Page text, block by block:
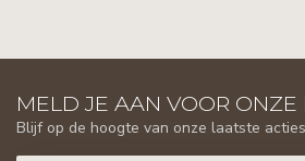
MELD JE AAN VOOR
Blijf op de hoogte van onze laatste